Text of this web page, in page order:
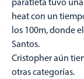
heat con un
los 100m, donde
Santos.
Cristopher aún
otras categorías.